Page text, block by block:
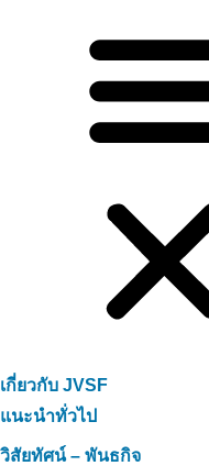
เกี่ยวกับ JVSF
แนะนำทั่วไป
วิสัยทัศน์ – พันธกิจ